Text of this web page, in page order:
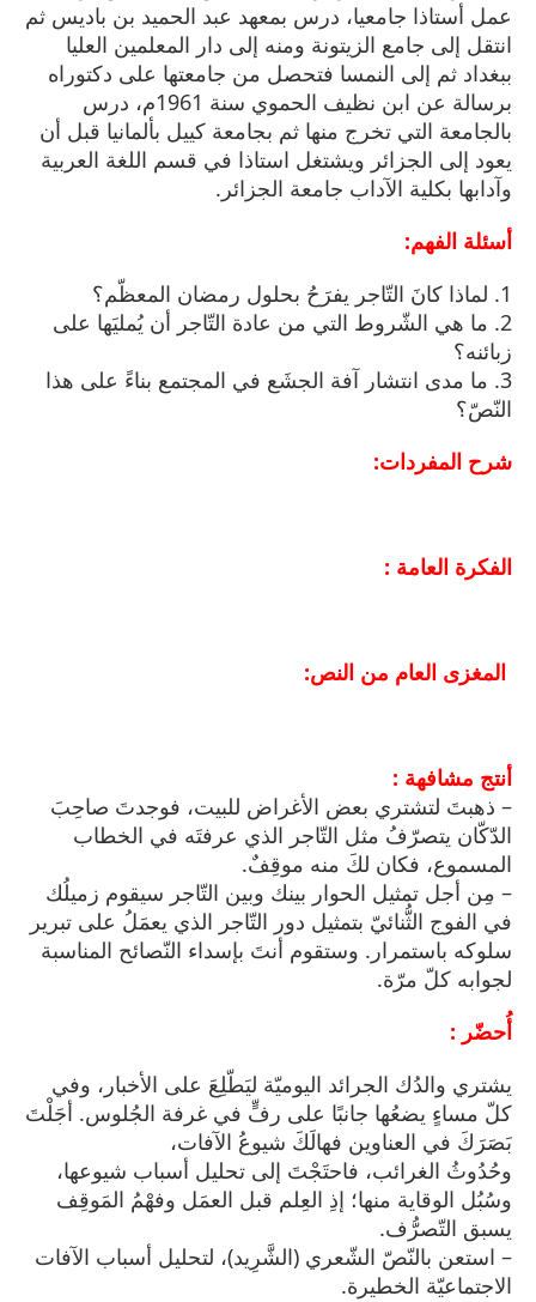
عمل أستاذا جامعيا، درس بمعهد عبد الحميد بن باديس ثم
انتقل إلى جامع الزيتونة ومنه إلى دار المعلمين العليا
ببغداد ثم إلى النمسا فتحصل من جامعتها على دكتوراه
برسالة عن ابن نظيف الحموي سنة 1961م، درس
بالجامعة التي تخرج منها ثم بجامعة كييل بألمانيا قبل أن
يعود إلى الجزائر ويشتغل استاذا في قسم اللغة العربية
وآدابها بكلية الآداب جامعة الجزائر.
أسئلة الفهم:
1. لماذا كانَ التّاجر يفرَحُ بحلول رمضان المعظّم؟
2. ما هي الشّروط التي من عادة التّاجر أن يُمليَها على
زبائنه؟
3. ما مدى انتشار آفة الجشَع في المجتمع بناءً على هذا
النّصّ؟
شرح المفردات:
الفكرة العامة :
المغزى العام من النص:
أنتج مشافهة :
– ذهبتَ لتشتري بعض الأغراض للبيت، فوجدتَ صاحِبَ
الدّكّان يتصرّفُ مثل التّاجر الذي عرفتَه في الخطاب
المسموع، فكان لكَ منه موقِفٌ.
– مِن أجل تمثيل الحوار بينك وبين التّاجر سيقوم زميلُك
في الفوج الثُّنائيّ بتمثيل دور التّاجر الذي يعمَلُ على تبرير
سلوكه باستمرار. وستقوم أنتَ بإسداء النّصائح المناسبة
لجوابه كلّ مرّة.
أُحضّر :
يشتري والدُك الجرائد اليوميّة ليَطّلِعَ على الأخبار، وفي
كلّ مساءٍ يضعُها جانبًا على رفٍّ في غرفة الجُلوس. أجَلْتَ
بَصَرَكَ في العناوين فهالَكَ شيوعُ الآفات،
وحُدُوثُ الغرائب، فاحتَجْتَ إلى تحليل أسباب شيوعها،
وسُبُل الوقاية منها؛ إذِ العِلم قبل العمَل وفهْمُ المَوقِف
يسبق التّصرُّف.
– استعن بالنّصّ الشّعري (الشَّرِيد)، لتحليل أسباب الآفات
الاجتماعيّة الخطيرة.